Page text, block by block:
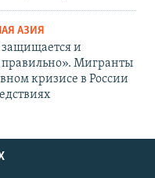
АЗИЯ
и
правильно». Мигранты
кризисе в России